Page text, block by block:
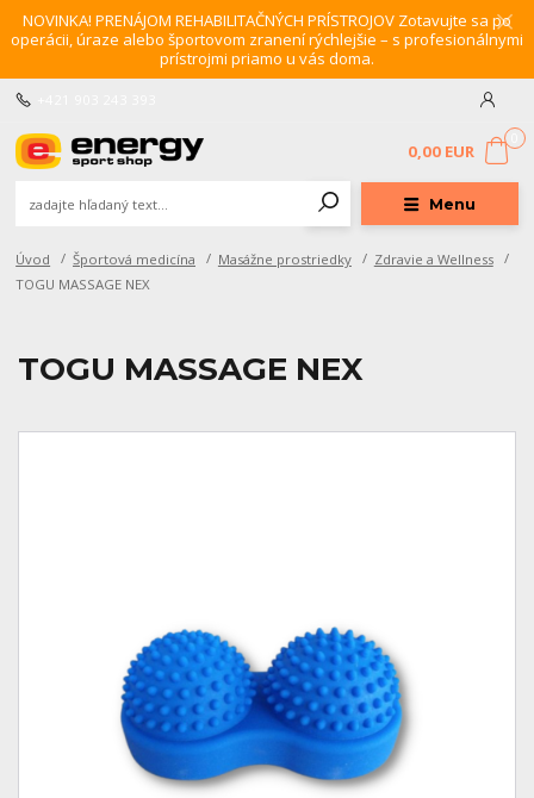
NOVINKA! PRENÁJOM REHABILITAČNÝCH PRÍSTROJOV Zotavujte sa po
operácii, úraze alebo športovom zranení rýchlejšie – s profesionálnymi
prístrojmi priamo u vás doma.
Menu
0,00 EUR
Úvod Športová medicína Masážne prostriedky
Zdravie a Wellness
TOGU MASSAGE NEX
TOGU MASSAGE NEX